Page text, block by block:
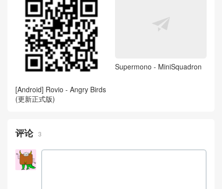
[Android] Rovio - Angry Birds
(更新正式版)
Supermono - MiniSquadron
评论 3